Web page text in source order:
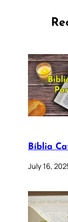
Bíblia
July 16,